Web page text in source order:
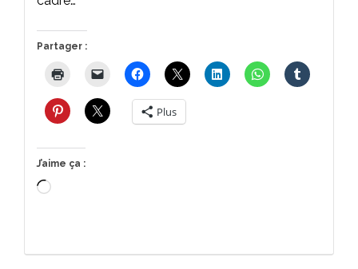
Partager :
Plus
J’aime ça :
Chargement…